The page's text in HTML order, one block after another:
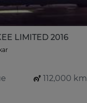
LIMITED 2016
112,000 km